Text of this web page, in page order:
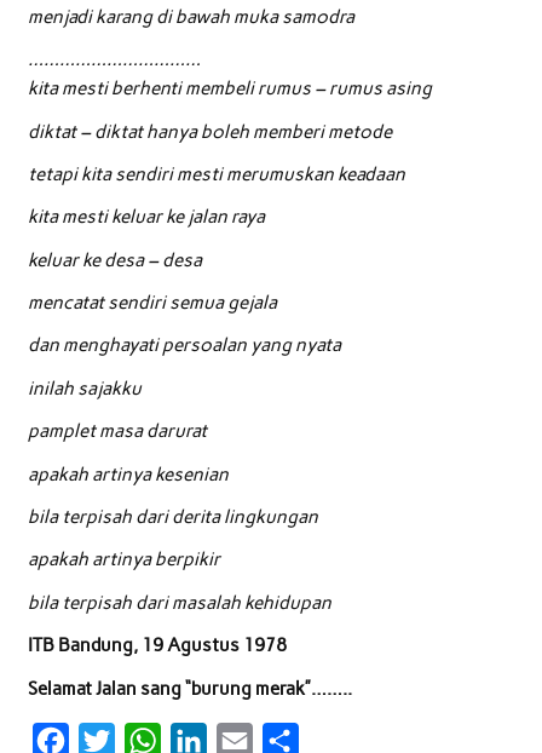
menjadi karang di bawah muka samodra
……………………………
kita mesti berhenti membeli rumus – rumus asing
diktat – diktat hanya boleh memberi metode
tetapi kita sendiri mesti merumuskan keadaan
kita mesti keluar ke jalan raya
keluar ke desa – desa
mencatat sendiri semua gejala
dan menghayati persoalan yang nyata
inilah sajakku
pamplet masa darurat
apakah artinya kesenian
bila terpisah dari derita lingkungan
apakah artinya berpikir
bila terpisah dari masalah kehidupan
ITB Bandung, 19 Agustus 1978
Selamat Jalan sang “burung merak”……..
W